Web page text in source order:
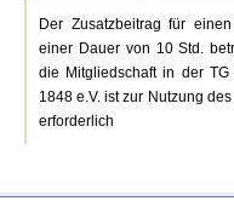
Der Zusatzbeitrag für
einer Dauer von 10 Std.
die Mitgliedschaft in der TG
1848 e.V. ist zur Nutzung
erforderlich